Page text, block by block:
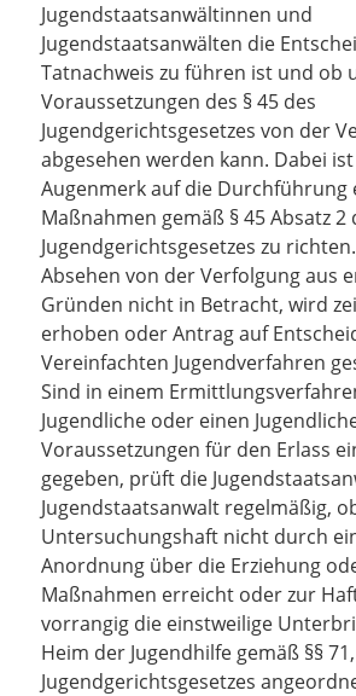
Jugendstaatsanwältinnen und
Jugendstaatsanwälten die
Tatnachweis zu führen ist und ob
Voraussetzungen des § 45 des
Jugendgerichtsgesetzes von der
abgesehen werden kann. Dabei
Augenmerk auf die Durchführung
Maßnahmen gemäß § 45 Absatz 2
Jugendgerichtsgesetzes zu
Absehen von der Verfolgung aus
Gründen nicht in Betracht, wird
erhoben oder Antrag auf
Vereinfachten Jugendverfahren
Sind in einem
Jugendliche oder einen
Voraussetzungen für den Erlass
gegeben, prüft die
Jugendstaatsanwalt regelmäßig,
Untersuchungshaft nicht durch
Anordnung über die Erziehung
Maßnahmen erreicht oder zur
vorrangig die einstweilige
Heim der Jugendhilfe gemäß §§
Jugendgerichtsgesetzes